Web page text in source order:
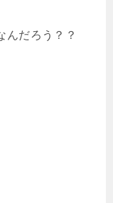
んだろう？？